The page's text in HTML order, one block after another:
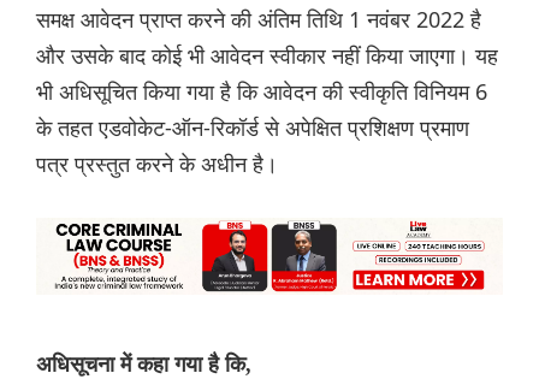
समक्ष आवेदन प्राप्त करने की अंतिम तिथि 1 नवंबर 2022 है
और उसके बाद कोई भी आवेदन स्वीकार नहीं किया जाएगा। यह
भी अधिसूचित किया गया है कि आवेदन की स्वीकृति विनियम 6
के तहत एडवोकेट-ऑन-रिकॉर्ड से अपेक्षित प्रशिक्षण प्रमाण
पत्र प्रस्तुत करने के अधीन है।
अधिसूचना में कहा गया है कि,